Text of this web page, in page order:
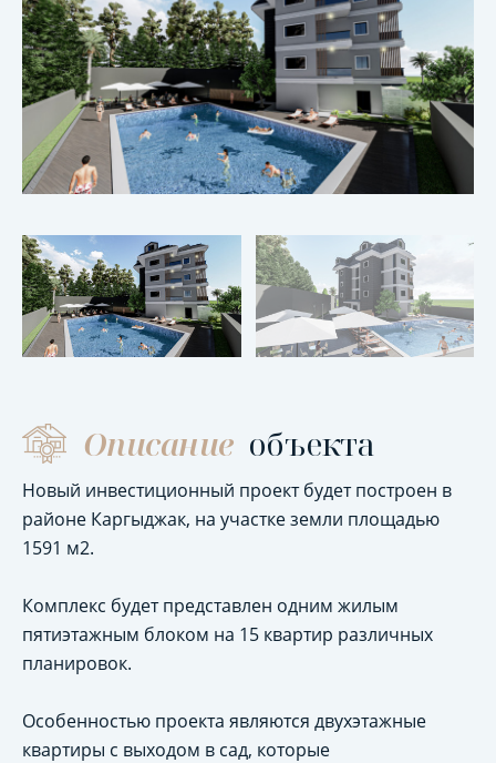
Описание объекта
Новый инвестиционный проект будет построен в
районе Каргыджак, на участке земли площадью
1591 м2.
Комплекс будет представлен одним жилым
пятиэтажным блоком на 15 квартир различных
планировок.
Особенностью проекта являются двухэтажные
квартиры с выходом в сад, которые